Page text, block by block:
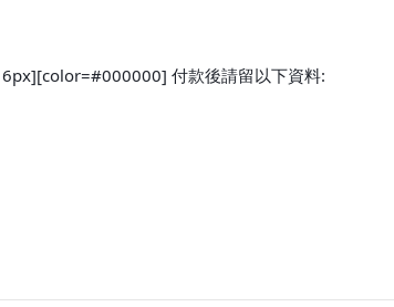
付款後請留以下資料: